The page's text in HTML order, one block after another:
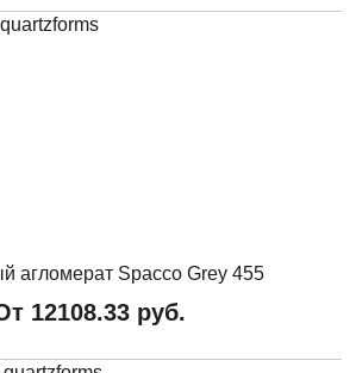
агломерат Spacco Grey 455
12108.33 руб.